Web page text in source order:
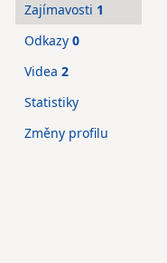
Zajímavosti 1
Odkazy 0
Videa 2
Statistiky
Změny profilu